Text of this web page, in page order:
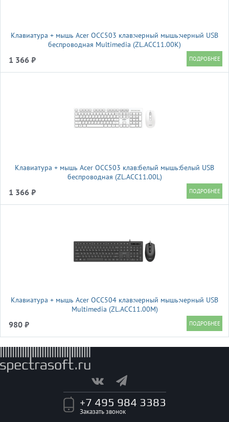
Клавиатура + мышь Acer OCC503 клав:черный мышь:черный USB
беспроводная Multimedia (ZL.ACC11.00K)
1 366 ₽
Клавиатура + мышь Acer OCC503 клав:белый мышь:белый USB
беспроводная (ZL.ACC11.00L)
1 366 ₽
Клавиатура + мышь Acer OCC504 клав:черный мышь:черный USB
Multimedia (ZL.ACC11.00M)
980 ₽
+7 495 984 3383
Заказать звонок